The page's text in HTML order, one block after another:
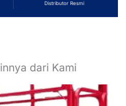
Distributor Resmi
dari Kami